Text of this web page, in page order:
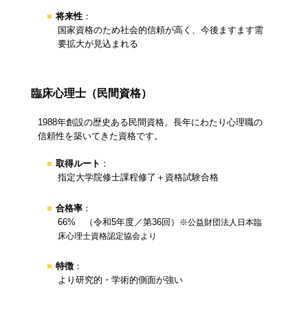
将来性 ：
国家資格のため社会的信頼が高く、今後ますます需
要拡大が見込まれる
臨床心理士（民間資格）
1988年創設の歴史ある民間資格。長年にわたり心理職の
信頼性を築いてきた資格です。
取得ルート ：
指定大学院修士課程修了＋資格試験合格
合格率 ：
66% （令和5年度／第36回）
※公益財団法人日本臨
床心理士資格認定協会より
特徴 ：
より研究的・学術的側面が強い